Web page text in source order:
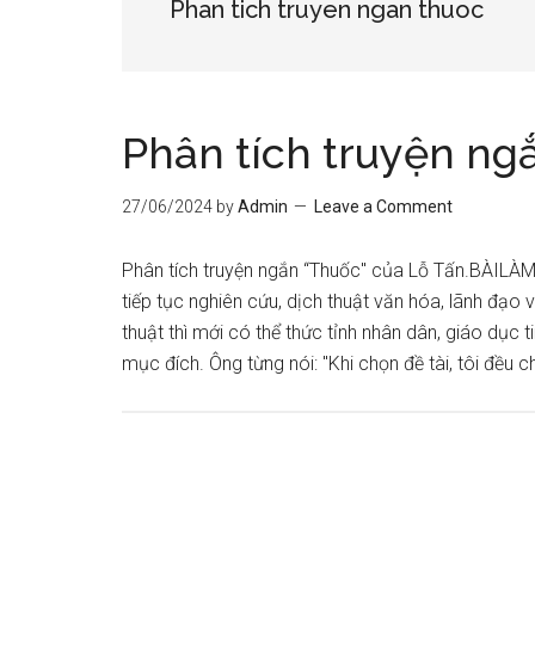
Phan tich truyen ngan thuoc
Phân tích truyện
27/06/2024 byAdmin Leave a Comment
Phân tích truyện ngắn “Thuốc" của Lỗ
tiếp tục nghiên cứu, dịch thuật văn hóa, lãnh đạo
thuật thì mới có thể thức tỉnh nhân dân, giáo dục
mục đích. Ông từng nói: "Khi chọn đề tài, tôi đều